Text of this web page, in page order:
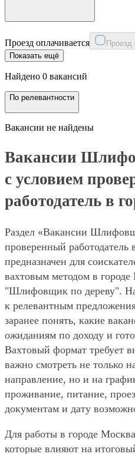
Проезд оплачивается Проезд
Показать ещё
Найдено 0 вакансий
По релевантности
Вакансии не найдены
Вакансии
с условием
работодатель в
Раздел «Вакансии
проверенный работодатель
предназначен для
вахтовым методом в
"Шлифовщик по дереву".
к релевантным
заранее понять, какие
ожиданиям по доходу и
Вахтовый формат требует
важно смотреть не только
направление, но и на
проживание, питание,
документам и дату
Для работы в городе
которые влияют на